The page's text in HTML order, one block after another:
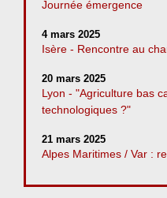
Journée émergence
4 mars 2025
Isère - Rencontre au
20 mars 2025
Lyon - "Agriculture bas
technologiques ?"
21 mars 2025
Alpes Maritimes / Var :